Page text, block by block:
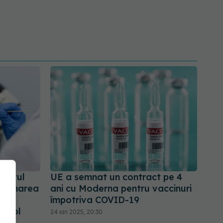
col
UE a semnat un contract pe 4
ani cu Moderna pentru vaccinuri
împotriva COVID-19
24 ian 2025, 20:30